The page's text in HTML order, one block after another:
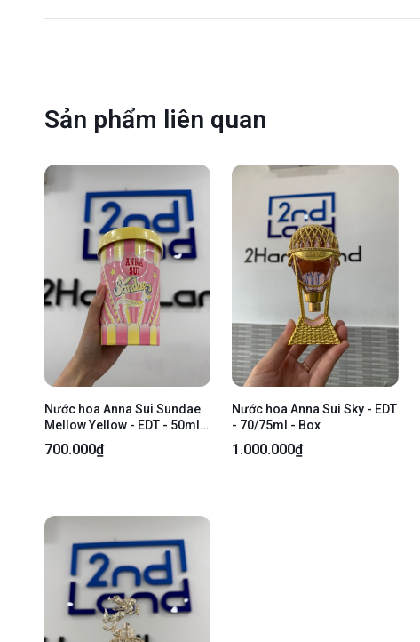
Sản phẩm liên quan
Nước hoa Anna Sui Sundae
Mellow Yellow - EDT - 50ml -
Newseal
700.000₫
Nước hoa Anna Sui Sky - EDT
- 70/75ml - Box
1.000.000₫